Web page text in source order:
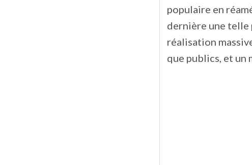
populaire en
dernière une telle
réalisation
que publics, et un